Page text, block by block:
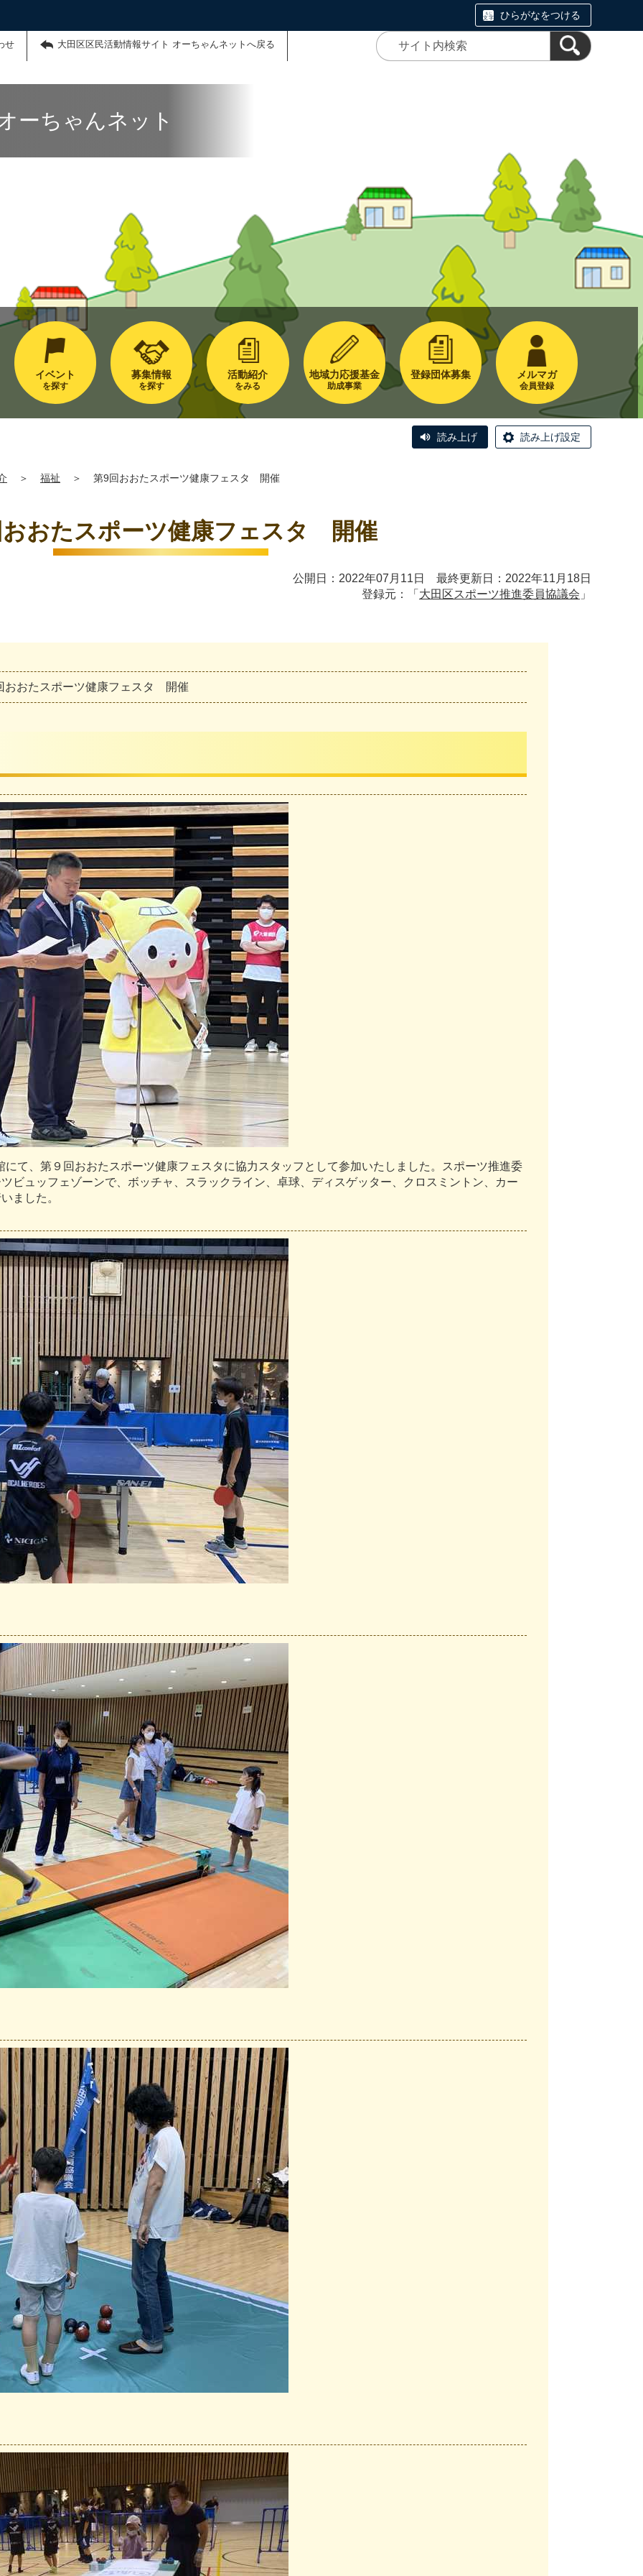
ひらがなをつける
せ 大田区区民活動情報サイト オーちゃんネットへ戻る
ーちゃんネット
イベント
を探す
募集情報
を探す
活動紹介
をみる
地域力応援基金
助成事業
登録団体募集 メルマガ
会員登録
読み上げ 読み上げ設定
＞ 福祉 ＞ 第9回おおたスポーツ健康フェスタ 開催
おおたスポーツ健康フェスタ 開催
公開日：2022年07月11日 最終更新日：2022年11月18日
登録元：「 大田区スポーツ推進委員協議会 」
おおたスポーツ健康フ ェス タ 開催
にて 第 ９ 回 おおた スポーツ健康フ ェ ス タに協力 ス タ ッフ と して参加いた し ま した 。 スポーツ推進委
ツ ビ ュ ッフ ェ ゾーンで ボッチャ スラ ッ ク ライ ン 卓球 ディ スゲッ ター ク ロ ス ミ ン ト ン カー
い ま した 。